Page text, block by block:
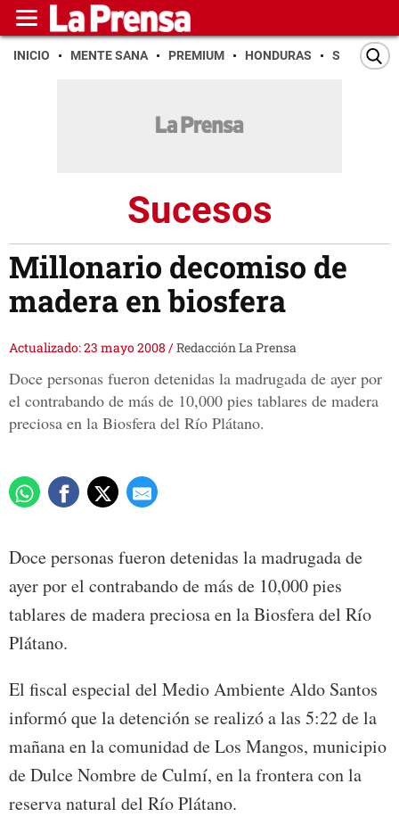
INICIO MENTE SANA PREMIUM HONDURAS SAN PEDRO
Sucesos
Millonario decomiso de
madera en biosfera
Actualizado: 23 mayo 2008 /Redacción La Prensa
Doce personas fueron detenidas la madrugada de ayer por
el contrabando de más de 10,000 pies tablares de madera
preciosa en la Biosfera del Río Plátano.
Doce personas fueron detenidas la madrugada de
ayer por el contrabando de más de 10,000 pies
tablares de madera preciosa en la Biosfera del Río
Plátano.
El fiscal especial del Medio Ambiente Aldo Santos
informó que la detención se realizó a las 5:22 de la
mañana en la comunidad de Los Mangos, municipio
de Dulce Nombre de Culmí, en la frontera con la
reserva natural del Río Plátano.